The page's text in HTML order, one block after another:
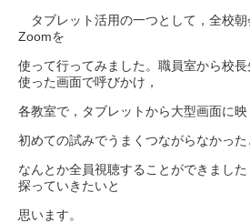
タブレット活用の一つとして，全校朝
Zoomを
使って行ってみました。職員室から校
使った画面で呼びかけ，
各教室で，タブレットから大型画面に映
初めての試みでうまくつながらなかった
なんとか全員視聴することができまし
探っていきたいと
思います。